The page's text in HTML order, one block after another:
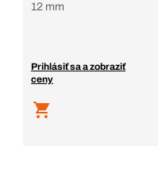
12 mm
Prihlásiť sa a zobraziť
ceny